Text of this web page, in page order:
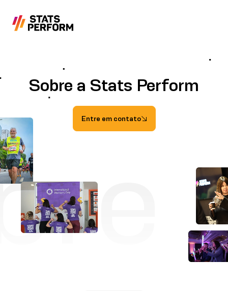
Sobre a Stats Perform
Entre em contato